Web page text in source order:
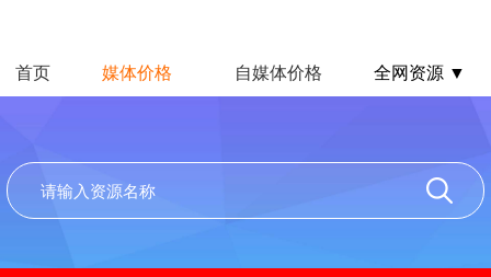
首页 媒体价格 自媒体价格 全网资源 ▼